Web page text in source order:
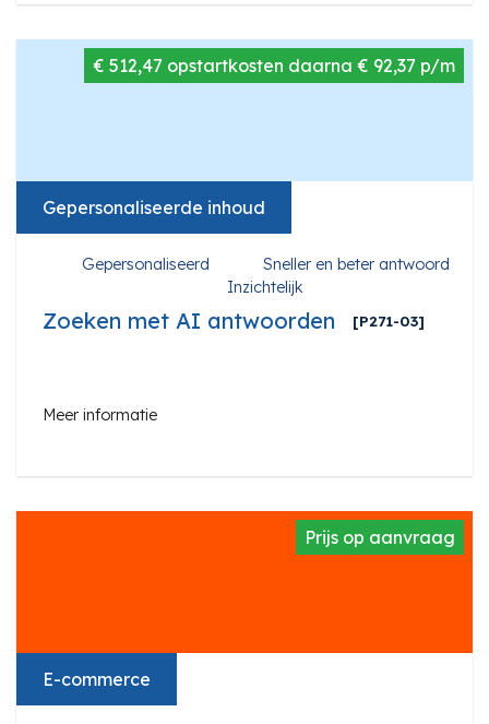
€ 512,47 opstartkosten daarna € 92,37 p/m
Gepersonaliseerde inhoud
Gepersonaliseerd
Sneller en beter antwoord
Inzichtelijk
Zoeken met AI antwoorden [P271-03]
Meer informatie
Prijs op aanvraag
E-commerce